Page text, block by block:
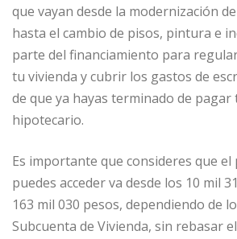
que vayan desde la modernización
hasta el cambio de pisos, pintura e
parte del financiamiento para
tu vivienda y cubrir los gastos de
de que ya hayas terminado de pagar
hipotecario.
Es importante que consideres que el
puedes acceder va desde los 10 mil
163 mil 030 pesos, dependiendo de
Subcuenta de Vivienda, sin rebasar